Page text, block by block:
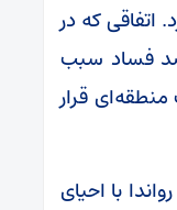
اتفاقی که در
فساد سبب
قرار
با احیای